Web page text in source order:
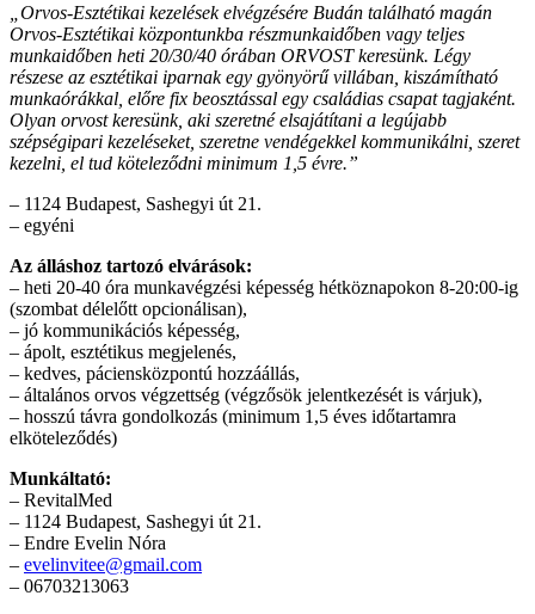
„Orvos-Esztétikai kezelések elvégzésére Budán található magán
Orvos-Esztétikai központunkba részmunkaidőben vagy teljes
munkaidőben heti 20/30/40 órában ORVOST keresünk. Légy
részese az esztétikai iparnak egy gyönyörű villában, kiszámítható
munkaórákkal, előre fix beosztással egy családias csapat tagjaként.
Olyan orvost keresünk, aki szeretné elsajátítani a legújabb
szépségipari kezeléseket, szeretne vendégekkel kommunikálni, szeret
kezelni, el tud köteleződni minimum 1,5 évre.”
– 1124 Budapest, Sashegyi út 21.
– egyéni
Az álláshoz tartozó elvárások:
– heti 20-40 óra munkavégzési képesség hétköznapokon 8-20:00-ig
(szombat délelőtt opcionálisan),
– jó kommunikációs képesség,
– ápolt, esztétikus megjelenés,
– kedves, páciensközpontú hozzáállás,
– általános orvos végzettség (végzősök jelentkezését is várjuk),
– hosszú távra gondolkozás (minimum 1,5 éves időtartamra
elköteleződés)
Munkáltató:
– RevitalMed
– 1124 Budapest, Sashegyi út 21.
– Endre Evelin Nóra
– evelinvitee@gmail.com
– 06703213063